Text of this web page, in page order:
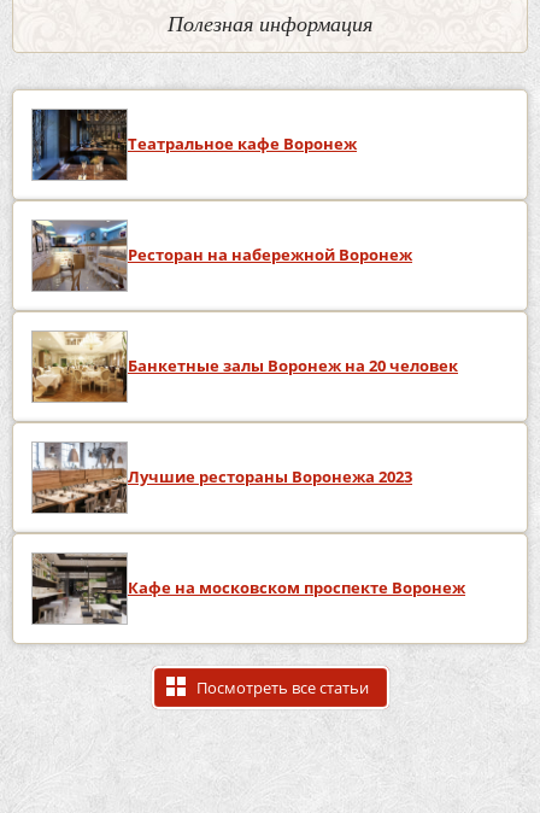
Полезная информация
Театральное кафе Воронеж
Ресторан на набережной Воронеж
Банкетные залы Воронеж на 20 человек
Лучшие рестораны Воронежа 2023
Кафе на московском проспекте Воронеж
Посмотреть все статьи